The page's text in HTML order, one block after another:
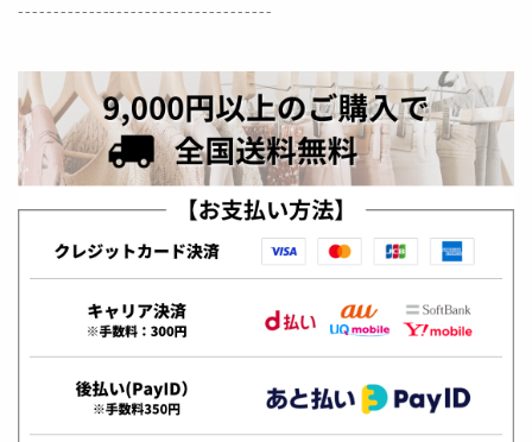
------------------------------------